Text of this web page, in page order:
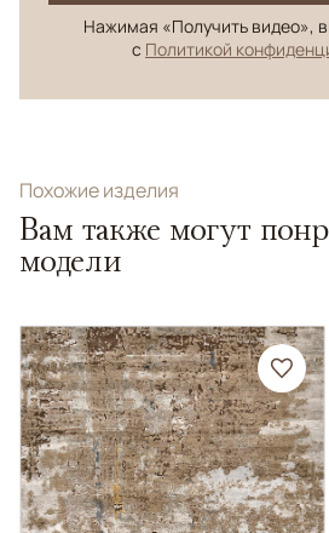
Нажимая «Получить видео»,
с Политикой
Похожие изделия
Вам также могут
модели